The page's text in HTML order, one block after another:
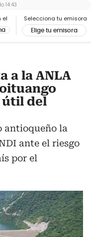
el Selecciona tu emisora
Elige tu emisora
14:43
a la ANLA
útil del
antioqueño la
ante el riesgo
por el